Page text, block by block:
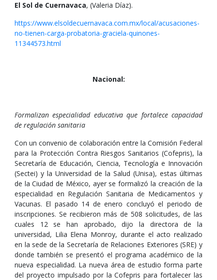
El Sol de Cuernavaca, (Valeria Díaz).
https://www.elsoldecuernavaca.com.mx/local/acusaciones-
no-tienen-carga-probatoria-graciela-quinones-
11344573.html
Nacional:
Formalizan especialidad educativa que fortalece capacidad
de regulación sanitaria
Con un convenio de colaboración entre la Comisión Federal
para la Protección Contra Riesgos Sanitarios (Cofepris), la
Secretaría de Educación, Ciencia, Tecnología e Innovación
(Sectei) y la Universidad de la Salud (Unisa), estas últimas
de la Ciudad de México, ayer se formalizó la creación de la
especialidad en Regulación Sanitaria de Medicamentos y
Vacunas. El pasado 14 de enero concluyó el periodo de
inscripciones. Se recibieron más de 508 solicitudes, de las
cuales 12 se han aprobado, dijo la directora de la
universidad, Lilia Elena Monroy, durante el acto realizado
en la sede de la Secretaría de Relaciones Exteriores (SRE) y
donde también se presentó el programa académico de la
nueva especialidad. La nueva área de estudio forma parte
del proyecto impulsado por la Cofepris para fortalecer las